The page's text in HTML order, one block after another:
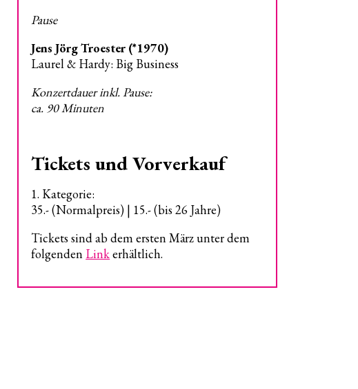
Pause
Jens Jörg Troester (*1970)
Laurel & Hardy: Big Business
Konzertdauer inkl. Pause:
ca. 90 Minuten
Tickets und Vorverkauf
1. Kategorie:
35.- (Normalpreis) | 15.- (bis 26 Jahre)
Tickets sind ab dem ersten März unter dem
folgenden Link erhältlich.